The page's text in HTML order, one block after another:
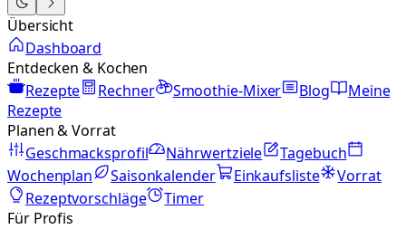
Übersicht
Dashboard
Entdecken & Kochen
Rezepte
Rechner Smoothie-Mixer Blog
Meine
Rezepte
Planen & Vorrat
Geschmacksprofil
Nährwertziele
Tagebuch
Wochenplan
Saisonkalender Einkaufsliste
Vorrat
Rezeptvorschläge
Timer
Für Profis